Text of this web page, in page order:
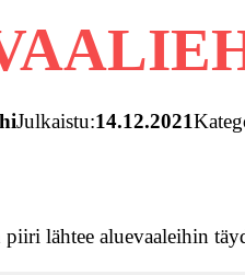
Julkaistu:14.12.2021
lähtee aluevaaleihin